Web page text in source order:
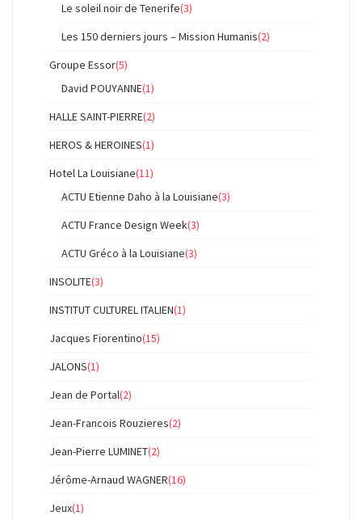
Le soleil noir de Tenerife(3)
Les 150 derniers jours – Mission Humanis(2)
Groupe Essor(5)
David POUYANNE(1)
HALLE SAINT-PIERRE(2)
HEROS & HEROINES(1)
Hotel La Louisiane(11)
ACTU Etienne Daho à la Louisiane(3)
ACTU France Design Week(3)
ACTU Gréco à la Louisiane(3)
INSOLITE(3)
INSTITUT CULTUREL ITALIEN(1)
Jacques Fiorentino(15)
JALONS(1)
Jean de Portal(2)
Jean-Francois Rouzieres(2)
Jean-Pierre LUMINET(2)
Jérôme-Arnaud WAGNER(16)
Jeux(1)